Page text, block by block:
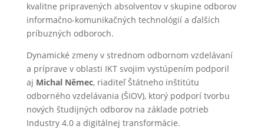
kvalitne pripravených absolventov v skupine odborov
informačno-komunikačných technológií a ďalších
príbuzných odboroch.
Dynamické zmeny v strednom odbornom vzdelávaní
a príprave v oblasti IKT svojim vystúpením podporil
aj Michal Němec, riaditeľ Štátneho inštitútu
odborného vzdelávania (ŠIOV), ktorý podporí tvorbu
nových študijných odborov na základe potrieb
Industry 4.0 a digitálnej transformácie.